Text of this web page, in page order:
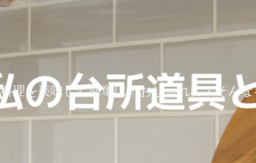
理を美味しく簡単に！おしゃれに！そん